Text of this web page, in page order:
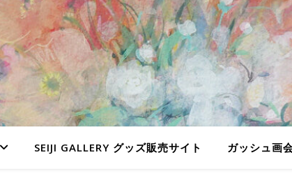
SEIJI GALLERY グッズ販売サイト ガッシュ画